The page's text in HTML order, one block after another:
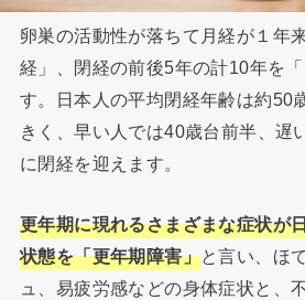
卵巣の活動性が落ちて月経が１年
経」、閉経の前後5年の計10年を
す。日本人の平均閉経年齢は約50
きく、早い人では40歳台前半、遅
に閉経を迎えます。
更年期に現れるさまざまな症状が
状態を「更年期障害」と言い、ほ
ュ、易疲労感などの身体症状と、